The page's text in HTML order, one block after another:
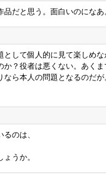
だと思う。面白いのになあ
して個人的に見て楽しめ
？役者は悪くない。あく
ら本人の問題となるのだが
のは、
うか。